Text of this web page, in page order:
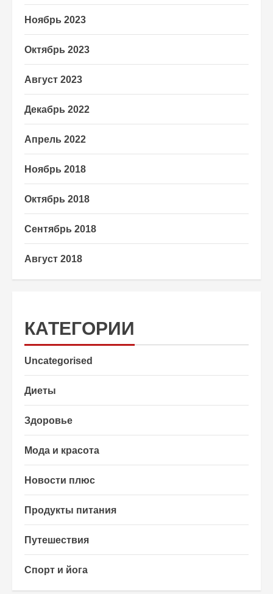
Ноябрь 2023
Октябрь 2023
Август 2023
Декабрь 2022
Апрель 2022
Ноябрь 2018
Октябрь 2018
Сентябрь 2018
Август 2018
КАТЕГОРИИ
Uncategorised
Диеты
Здоровье
Мода и красота
Новости плюс
Продукты питания
Путешествия
Спорт и йога